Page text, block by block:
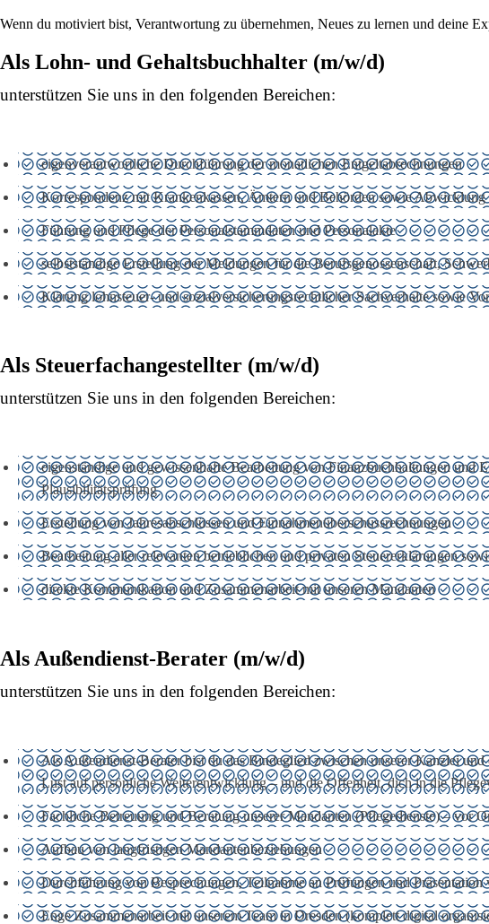
Wenn du motiviert bist, Verantwortung zu übernehmen, Neues zu lernen und deine
Als Lohn- und Gehaltsbuchhalter (m/w/d)
unterstützen Sie uns in den folgenden Bereichen:
eigenverantwortliche Durchführung der monatlichen Entgeltabrechnungen
Korrespondenz mit Krankenkassen, Ämtern und Behörden sowie Abwicklung
Führung und Pflege der Personalstammdaten und Personalakte
selbstständige Erstellung der Meldungen für die Berufsgenossenschaft,
Klärung lohnsteuer- und sozialversicherungsrechtlicher Sachverhalte sowie
Als Steuerfachangestellter (m/w/d)
unterstützen Sie uns in den folgenden Bereichen:
eigenständige und gewissenhafte Bearbeitung von Finanzbuchhaltungen
Plausibilitätsprüfung
Erstellung von Jahresabschlüssen und Einnahmenüberschussrechnungen
Bearbeitung aller relevanten betrieblichen und privaten Steuererklärungen
direkte Kommunikation und Zusammenarbeit mit unseren Mandanten
Als Außendienst-Berater (m/w/d)
unterstützen Sie uns in den folgenden Bereichen:
Als Außendienst-Berater bist du das Bindeglied zwischen unserer Kanzlei
Lust auf persönliche Weiterentwicklung – und die Offenheit, dich in die
Fachliche Betreuung und Beratung unserer Mandanten (Pflegedienste) – vor
Aufbau von langfristigen Mandantenbeziehungen
Durchführung von Besprechungen, Teilnahme an Prüfungen und Präsentation
Enge Zusammenarbeit mit unserem Team in Dresden (komplett digital